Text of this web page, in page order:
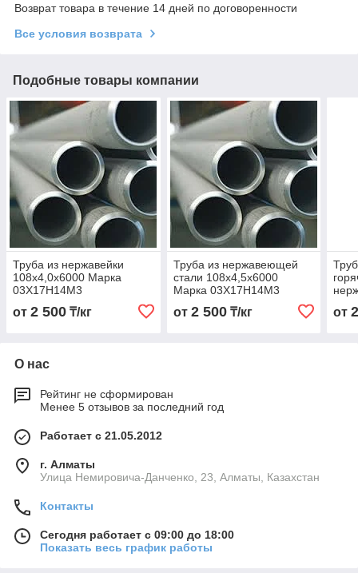
Возврат товара в течение 14 дней по договоренности
Все условия возврата
Подобные товары компании
Труба из нержавейки
108х4,0х6000 Марка
03Х17Н14М3
от 2 500 ₸/кг
Труба из нержавеющей
стали 108х4,5х6000
Марка 03Х17Н14М3
от 2 500₸/кг от
О нас
Рейтинг не сформирован
Менее 5 отзывов за последний год
Работает с 21.05.2012
г. Алматы
Улица Немировича-Данченко, 23, Алматы, Казахстан
Контакты
Сегодня работает с 09:00 до 18:00
Показать весь график работы